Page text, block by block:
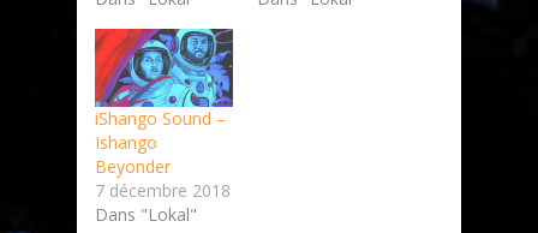
iShango Sound –
Ishango
Beyonder
7 décembre 2018
Dans "Lokal"